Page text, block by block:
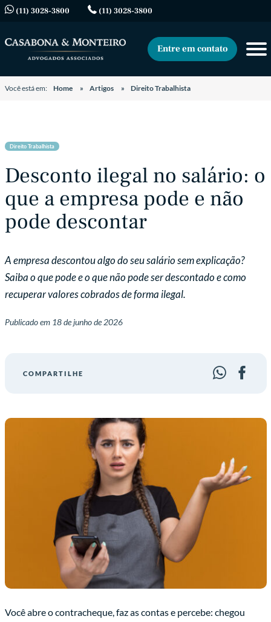
(11) 3028-3800 (11) 3028-3800
Entre em contato
Você está em: Home Artigos Direito Trabalhista
Direito Trabalhista
Desconto ilegal no salário: o
que a empresa pode e não
pode descontar
A empresa descontou algo do seu salário sem explicação?
Saiba o que pode e o que não pode ser descontado e como
recuperar valores cobrados de forma ilegal.
Publicado em 18 de junho de 2026
COMPARTILHE
Você abre o contracheque, faz as contas e percebe: chegou